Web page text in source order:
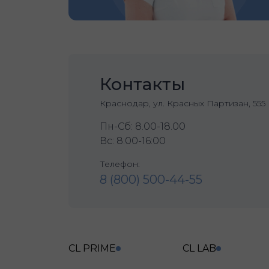
Контакты
Краснодар, ул. Красных Партизан, 555
Пн-Сб: 8.00-18.00
Вс: 8:00-16:00
Телефон:
8 (800) 500-44-55
CL PRIME CL LAB